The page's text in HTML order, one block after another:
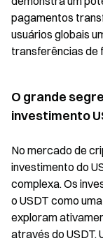
pagamentos
usuários globais
transferências de
O grande
investimento
No mercado de
investimento do
complexa. Os
o USDT como
exploram
através do USDT.